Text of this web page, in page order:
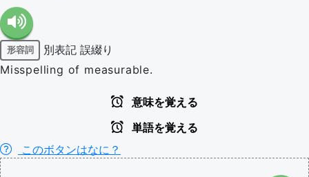
形容詞 別表記 誤綴り
Misspelling of measurable.
意味を覚える
単語を覚える
このボタンはなに？